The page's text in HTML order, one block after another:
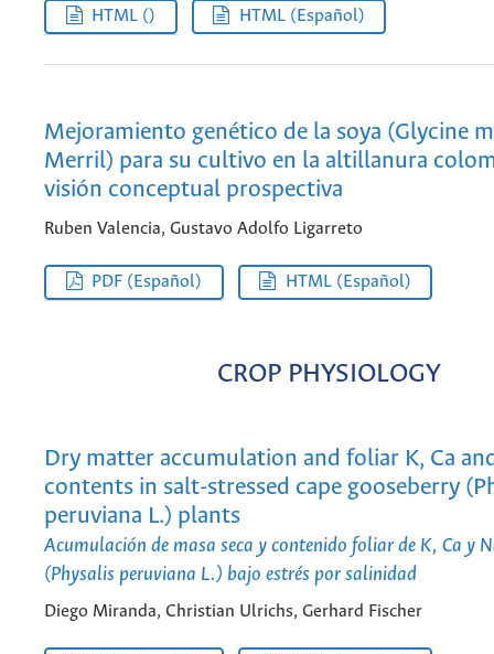
HTML () HTML (Español)
Mejoramiento genético de la soya (Glycine
Merril) para su cultivo en la altillanura
visión conceptual prospectiva
Ruben Valencia, Gustavo Adolfo Ligarreto
PDF (Español) HTML (Español)
CROP PHYSIOLOGY
Dry matter accumulation and foliar K, Ca
contents in salt-stressed cape gooseberry
peruviana L.) plants
Acumulación de masa seca y contenido foliar de K, Ca y
(Physalis peruviana L.) bajo estrés por salinidad
Diego Miranda, Christian Ulrichs, Gerhard Fischer